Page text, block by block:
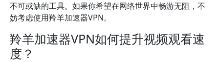
不可或缺的工具。如果你希望在网络世界中畅游无阻，不
妨考虑使用羚羊加速器VPN。
羚羊加速器VPN如何提升视频观看速
度？